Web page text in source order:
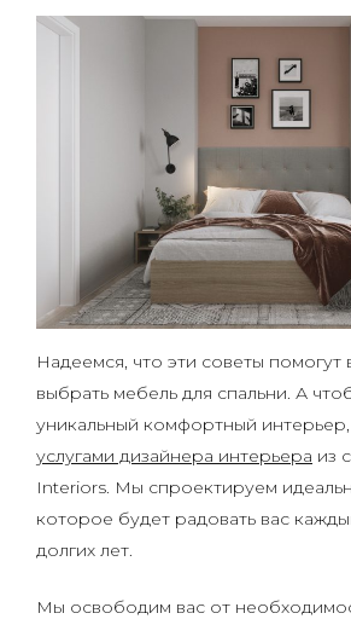
Надеемся, что эти советы помогут
выбрать мебель для спальни. А
уникальный комфортный интерьер,
услугами дизайнера интерьера из
Interiors. Мы спроектируем
которое будет радовать вас
долгих лет.
Мы освободим вас от